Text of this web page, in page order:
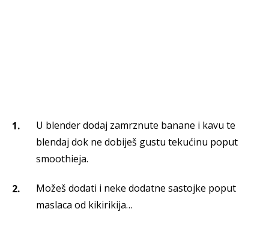
U blender dodaj zamrznute banane i kavu te
blendaj dok ne dobiješ gustu tekućinu poput
smoothieja.
Možeš dodati i neke dodatne sastojke poput
maslaca od kikirikija…